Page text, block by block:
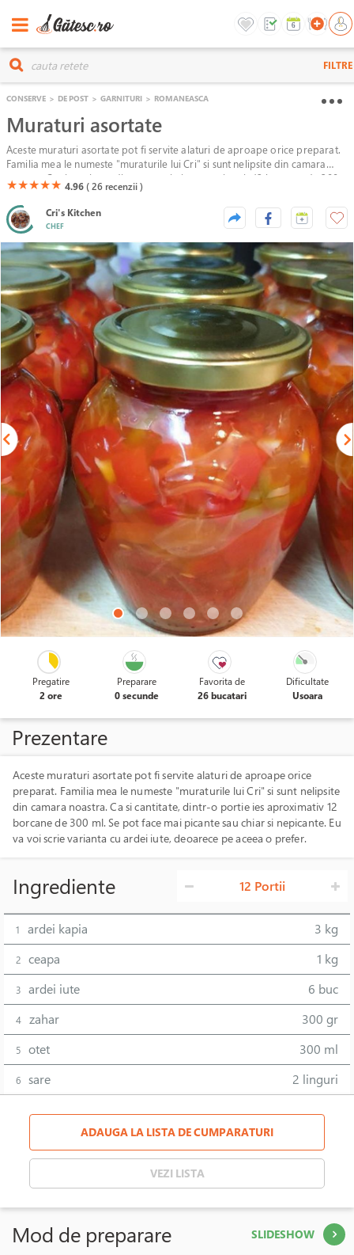
FILTRE
CONSERVE > DE POST > GARNITURI > ROMANEASCA
Muraturi asortate
Aceste muraturi asortate pot fi servite alaturi de aproape orice preparat.
Familia mea le numeste "muraturile lui Cri" si sunt nelipsite din camara
noastra. Ca si cantitate, dintr-o portie ies aproximativ 12 borcane de 300
ml. Se pot face mai picante sau chiar si nepicante. Eu va voi scrie varianta
cu ardei iute, deoarece pe aceea o prefer.
(*)
★(*)
★(*)
★(*)
★(*)
★ 4.96( 26 recenzii )
Cri's Kitchen
CHEF
Pregatire
2 ore
Preparare
0 secunde
Favorita de
26 bucatari
Dificultate
Usoara
Prezentare
Aceste muraturi asortate pot fi servite alaturi de aproape orice
preparat. Familia mea le numeste "muraturile lui Cri" si sunt nelipsite
din camara noastra. Ca si cantitate, dintr-o portie ies aproximativ 12
borcane de 300 ml. Se pot face mai picante sau chiar si nepicante. Eu
va voi scrie varianta cu ardei iute, deoarece pe aceea o prefer.
Ingrediente 12 Portii
1 ardei kapia 3 kg
2 ceapa 1 kg
3 ardei iute 6 buc
4 zahar 300 gr
5 otet 300 ml
6 sare 2 linguri
ADAUGA LA LISTA DE CUMPARATURI
VEZI LISTA
Mod de preparare SLIDESHOW